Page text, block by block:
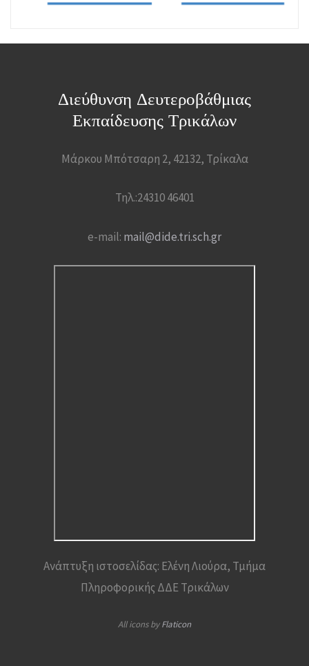
Διεύθυνση Δευτεροβάθμιας
Εκπαίδευσης Τρικάλων
Μάρκου Μπότσαρη 2, 42132, Τρίκαλα
Τηλ.:24310 46401
e-mail: mail@dide.tri.sch.gr
Ανάπτυξη ιστοσελίδας: Ελένη Λιούρα, Τμήμα
Πληροφορικής ΔΔΕ Τρικάλων
All icons byFlaticon